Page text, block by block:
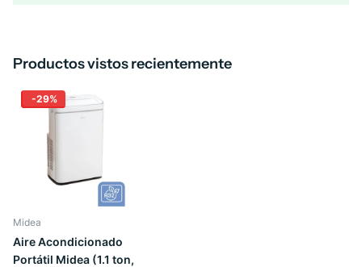
Productos vistos recientemente
-29%
Midea
Aire Acondicionado
Portátil Midea (1.1 ton,